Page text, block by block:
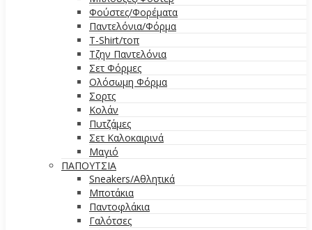
Φούστες/Φορέματα
Παντελόνια/Φόρμα
T-Shirt/τοπ
Τζην Παντελόνια
Σετ Φόρμες
Ολόσωμη Φόρμα
Σορτς
Κολάν
Πυτζάμες
Σετ Καλοκαιρινά
Μαγιό
ΠΑΠΟΥΤΣΙΑ
Sneakers/Αθλητικά
Μποτάκια
Παντοφλάκια
Γαλότσες